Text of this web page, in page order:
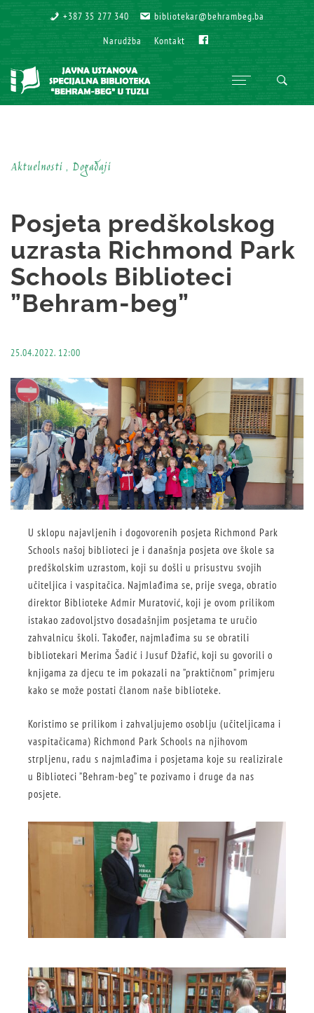
+387 35 277 340
+387 35 277 340 bibliotekar@behrambeg.ba
bibliotekar@behrambeg.ba
Narudžba
Narudžba Kontakt
Kontakt
Aktuelnosti , Događaji
Posjeta predškolskog
uzrasta Richmond Park
Schools Biblioteci
”Behram-beg”
25.04.2022. 12:00
U sklopu najavljenih i dogovorenih posjeta Richmond Park
Schools našoj biblioteci je i današnja posjeta ove škole sa
predškolskim uzrastom, koji su došli u prisustvu svojih
učiteljica i vaspitačica. Najmlađima se, prije svega, obratio
direktor Biblioteke Admir Muratović, koji je ovom prilikom
istakao zadovoljstvo dosadašnjim posjetama te uručio
zahvalnicu školi. Također, najmlađima su se obratili
bibliotekari Merima Šadić i Jusuf Džafić, koji su govorili o
knjigama za djecu te im pokazali na ”praktičnom” primjeru
kako se može postati članom naše biblioteke.
Koristimo se prilikom i zahvaljujemo osoblju (učiteljicama i
vaspitačicama) Richmond Park Schools na njihovom
strpljenu, radu s najmlađima i posjetama koje su realizirale
u Biblioteci ”Behram-beg” te pozivamo i druge da nas
posjete.